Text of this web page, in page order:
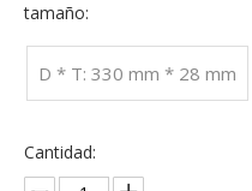
tamaño:
D * T: 330 mm * 28 mm
Cantidad: